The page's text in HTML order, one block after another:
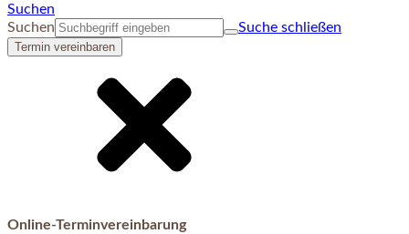
Suchen
Suchen
Suche schließen
Termin vereinbaren
Online-Terminvereinbarung